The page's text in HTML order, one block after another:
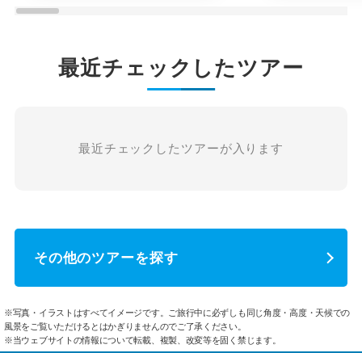
最近チェックしたツアー
最近チェックしたツアーが入ります
その他のツアーを探す
※写真・イラストはすべてイメージです。ご旅行中に必ずしも同じ角度・高度・天候での
風景をご覧いただけるとはかぎりませんのでご了承ください。
※当ウェブサイトの情報について転載、複製、改変等を固く禁じます。